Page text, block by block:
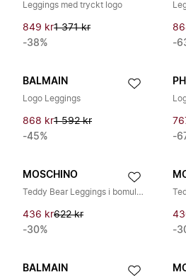
Leggings med tryckt logo
849 kr1 371 kr
-38%
-
BALMAIN
Logo Leggings
868 kr1 592 kr
-45%
-
MOSCHINO
Teddy Bear Leggings i bomullsblandning
436 kr622 kr
-30%
-
BALMAIN